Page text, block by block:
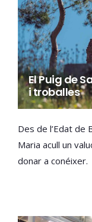
El Puig de
i troballes
Des de l’Edat de
Maria acull un
donar a conéixer.